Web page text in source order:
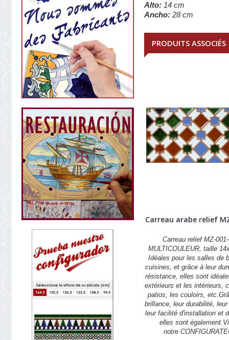
Alto: 14 cm
Ancho: 28 cm
PRODUITS ASSOCIÉS
Carreau arabe relief
Carreau relief MZ-
MULTICOULEUR, taille
Idéales pour les salles de
cuisines, et grâce à leur
résistance, elles sont
extérieurs et les intérieurs,
patios, les couloirs,
brillance, leur durabilité,
leur facilité d'installation et
elles sont
notre